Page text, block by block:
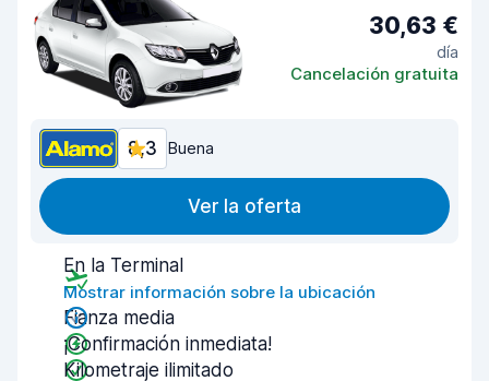
30,63 €
día
Cancelación gratuita
8,3 Buena
Ver la oferta
En la Terminal
Mostrar información sobre la ubicación
Fianza media
¡Confirmación inmediata!
Kilometraje ilimitado